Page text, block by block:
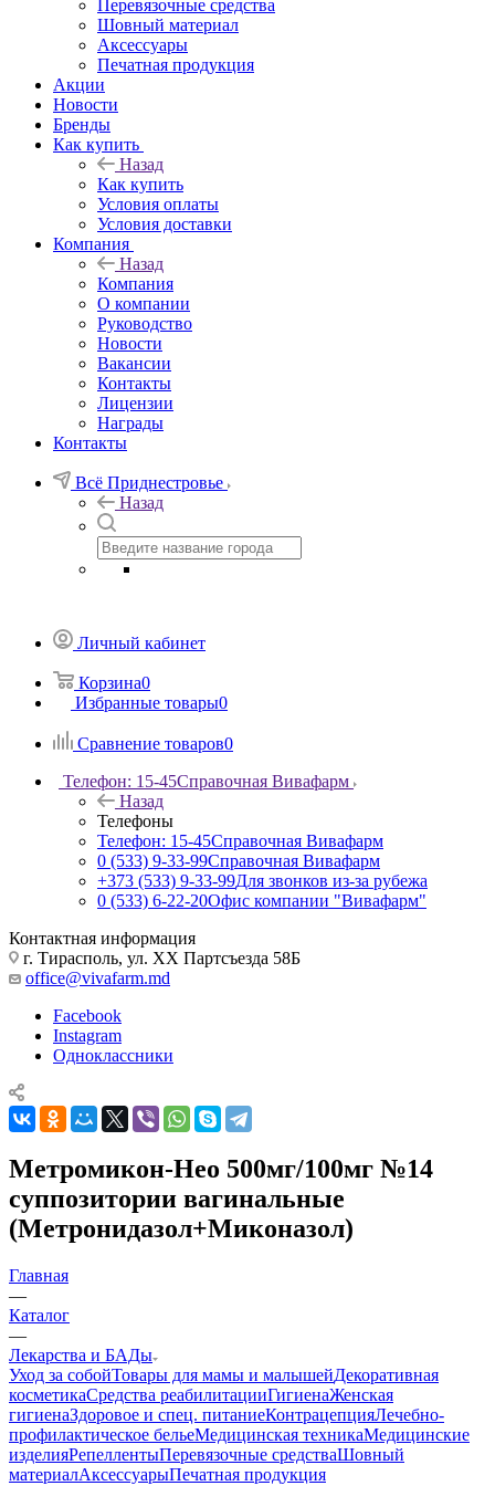
Перевязочные средства
Шовный материал
Аксессуары
Печатная продукция
Акции
Новости
Бренды
Как купить
Назад
Как купить
Условия оплаты
Условия доставки
Компания
Назад
Компания
О компании
Руководство
Новости
Вакансии
Контакты
Лицензии
Награды
Контакты
Всё Приднестровье
Назад
Личный кабинет
Корзина0
Избранные товары0
Сравнение товаров0
Телефон: 15-45Справочная Вивафарм
Назад
Телефоны
Телефон: 15-45Справочная Вивафарм
0 (533) 9-33-99Справочная Вивафарм
+373 (533) 9-33-99Для звонков из-за рубежа
0 (533) 6-22-20Офис компании "Вивафарм"
Контактная информация
г. Тирасполь, ул. ХХ Партсъезда 58Б
office@vivafarm.md
Facebook
Instagram
Одноклассники
Метромикон-Нео 500мг/100мг №14
суппозитории вагинальные
(Метронидазол+Миконазол)
Главная
—
Каталог
—
Лекарства и БАДы
Уход за собойТовары для мамы и малышейДекоративная
косметикаСредства реабилитацииГигиенаЖенская
гигиенаЗдоровое и спец. питаниеКонтрацепцияЛечебно-
профилактическое бельеМедицинская техникаМедицинские
изделияРепеллентыПеревязочные средстваШовный
материалАксессуарыПечатная продукция